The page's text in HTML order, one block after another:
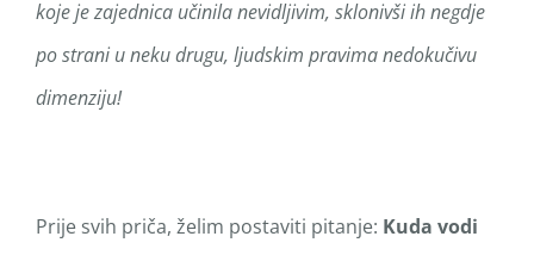
koje je zajednica učinila nevidljivim, sklonivši ih negdje
po strani u neku drugu, ljudskim pravima nedokučivu
dimenziju!
Prije svih priča, želim postaviti pitanje: Kuda vodi